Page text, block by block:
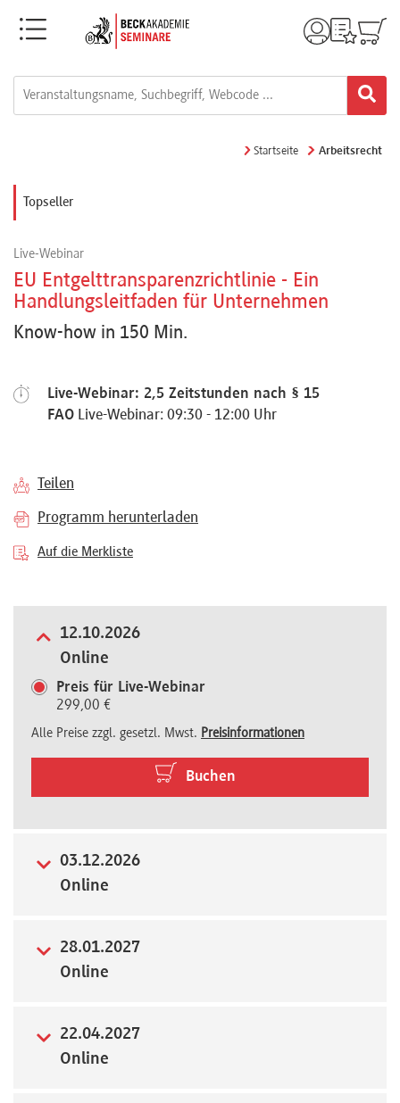
Menü
Webinare
e-
Referenten
Kontakt
Preisvorteile
FAQ
Newsletter
Startseite Arbeitsrecht
Topseller
Live-Webinar
EU Entgelttransparenzrichtlinie - Ein
Handlungsleitfaden für Unternehmen
Know-how in 150 Min.
Live-Webinar: 2,5 Zeitstunden nach § 15
FAO Live-Webinar: 09:30 - 12:00 Uhr
Teilen
Programm herunterladen
Auf die Merkliste
12.10.2026
Online
Preis für Live-Webinar
299,00 €
Alle Preise zzgl. gesetzl. Mwst. Preisinformationen
Buchen
03.12.2026
Online
28.01.2027
Online
22.04.2027
Online